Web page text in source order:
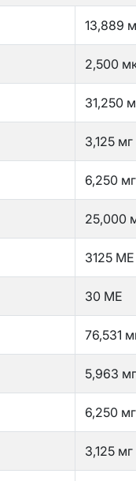
13,889
2,500
31,250
3,125 мг
6,250 мг
25,000
3125 МЕ
30 МЕ
76,531
5,963 мг
6,250 мг
3,125 мг